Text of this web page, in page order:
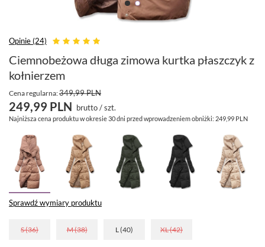
Opinie (24)
Ciemnobeżowa długa zimowa kurtka płaszczyk z
kołnierzem
Cena regularna:349,99 PLN
249,99 PLN brutto/szt.
Najniższa cena produktu w okresie 30 dni przed wprowadzeniem obniżki: 249,99 PLN
Sprawdź wymiary produktu
S (36) M (38) L (40) XL (42)